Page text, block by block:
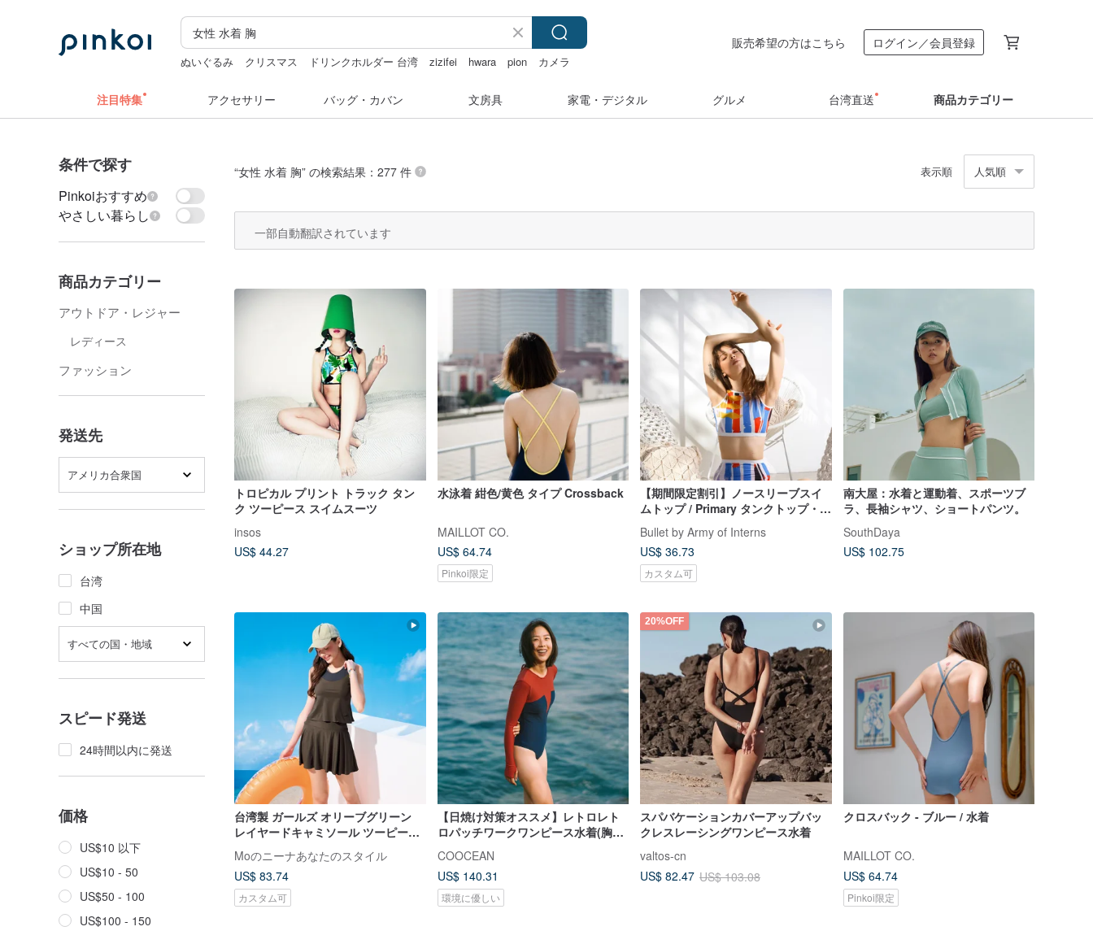
ぬいぐるみ クリスマス ドリンクホルダー 台湾 zizifei hwara pion
カメラ
販売希望の方はこちら ログイン／会員登録
注目特集 アクセサリー バッグ・カバン 文房具 家電・デジタル グルメ 台湾直送 商品カテゴリー
条件で探す
Pinkoiおすすめ
やさしい暮らし
商品カテゴリー
アウトドア・レジャー
レディース
ファッション
発送先
アメリカ合衆国
ショップ所在地
台湾
中国
すべての国・地域
スピード発送
24時間以内に発送
価格
US$10 以下
US$10 - 50
US$50 - 100
US$100 - 150
“女性 水着 胸” の検索結果：277 件 表示順 人気順
一部自動翻訳されています
トロピカル プリント トラック タン
ク ツーピース スイムスーツ
insos
US$ 44.27
水泳着 紺色/黄色 タイプ Crossback
MAILLOT CO.
US$ 64.74
Pinkoi限定
【期間限定割引】ノースリーブスイ
ムトップ / Primary タンクトップ・水
Bullet by Army of Interns
US$ 36.73
カスタム可
南大屋：水着と運動着、スポーツブ
ラ、長袖シャツ、ショートパンツ。
SouthDaya
US$ 102.75
台湾製 ガールズ オリーブグリーン
レイヤードキャミソール ツーピース
Moのニーナあなたのスタイル
US$ 83.74
カスタム可
【日焼け対策オススメ】レトロレト
ロパッチワークワンピース水着(胸パ
COOCEAN
US$ 140.31
環境に優しい
20%OFF
スパバケーションカバーアップバッ
クレスレーシングワンピース水着
valtos-cn
US$ 82.47 US$ 103.08
クロスバック - ブルー / 水着
MAILLOT CO.
US$ 64.74
Pinkoi限定